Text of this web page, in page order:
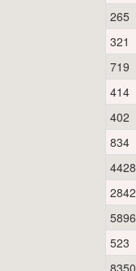
265
321
719
414
402
834
4428
2842
5896
523
8350